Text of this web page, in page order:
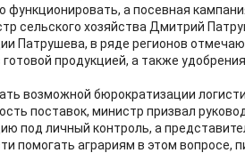
функционировать, а посевная
сельского хозяйства Дмитрий
Патрушева, в ряде регионов
готовой продукцией, а также
возможной бюрократизации
поставок, министр призвал
под личный контроль, а
помогать аграриям в этом вопросе,